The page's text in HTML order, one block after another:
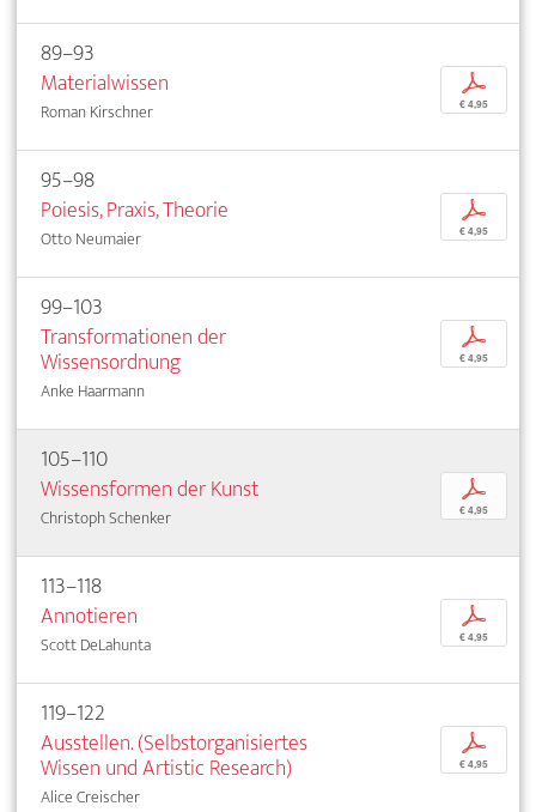
89–93
Materialwissen
Roman Kirschner
p
€ 4,95
95–98
Poiesis, Praxis, Theorie
Otto Neumaier
p
€ 4,95
99–103
Transformationen der
Wissensordnung
Anke Haarmann
p
€ 4,95
105–110
Wissensformen der Kunst
Christoph Schenker
p
€ 4,95
113–118
Annotieren
Scott DeLahunta
p
€ 4,95
119–122
Ausstellen. (Selbstorganisiertes
Wissen und Artistic Research)
Alice Creischer
p
€ 4,95